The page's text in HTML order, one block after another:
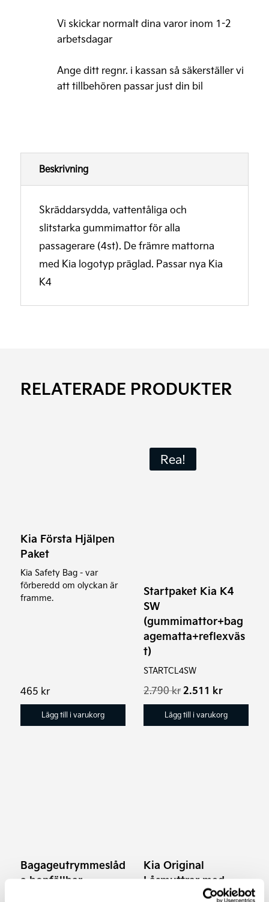
Golvmattor,Vi skickar normalt dina varor inom 1-2
arbetsdagar
Ange ditt regnr. i kassan så säkerställer vi
att tillbehören passar just din bil
Beskrivning
Skräddarsydda, vattentåliga och
slitstarka gummimattor för alla
passagerare (4st). De främre mattorna
med Kia logotyp präglad. Passar nya Kia
K4
RELATERADE PRODUKTER
Kia Första Hjälpen
Paket
Kia Safety Bag - var
förberedd om olyckan är
framme.
465 kr
Lägg till i varukorg
Rea!
Startpaket Kia K4
SW
(gummimattor+bag
agematta+reflexväs
t)
STARTCL4SW
2.790krDet
ursprungliga
priset
var:
2.511 krDet
priset
är:
Lägg till i varukorg
Bagageutrymmeslåd
a hopfällbar
Kia Original
Låsmuttrar med